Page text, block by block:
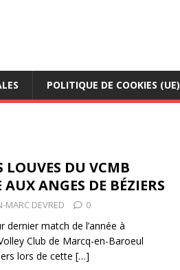
POLITIQUE DE COOKIES (UE)
LOUVES DU VCMB
ANGES DE BÉZIERS
MARC DEVRED 0
dernier match de l’année à
Club de Marcq-en-Baroeul
lors de cette […]